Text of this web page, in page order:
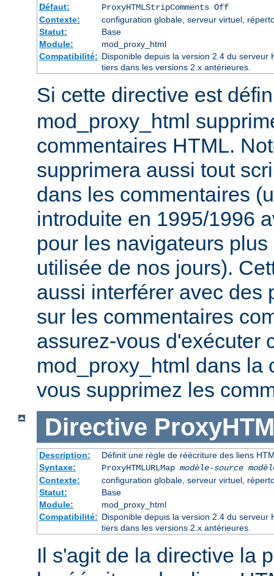
Défaut:
ProxyHTMLStripComments Off
Contexte:
configuration globale, serveur virtuel,
Statut:
Base
Module:
mod_proxy_html
Compatibilité: Disponible depuis la version 2.4 du serveur
tiers dans les versions 2.x antérieures.
Si cette directive est
mod_proxy_html
commentaires HTML.
supprimera aussi tout
dans les commentaires
introduite en 1995/1996
pour les navigateurs
utilisée de nos jours).
aussi interférer avec des
sur les commentaires
assurez-vous d'exécuter
mod_proxy_html dans la
vous supprimez les
Directive
Description:
Définit une règle de réécriture des liens
Syntaxe:
ProxyHTMLURLMap modèle-source
Contexte:
configuration globale, serveur virtuel,
Statut:
Base
Module:
mod_proxy_html
Compatibilité: Disponible depuis la version 2.4 du serveur
tiers dans les versions 2.x antérieures.
Il s'agit de la directive la